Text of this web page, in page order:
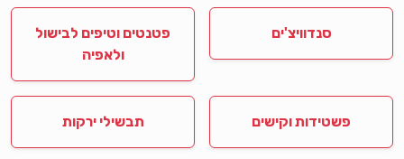
סנדוויצ'ים
פטנטים וטיפים לבישול
ולאפיה
פשטידות וקישים תבשילי ירקות